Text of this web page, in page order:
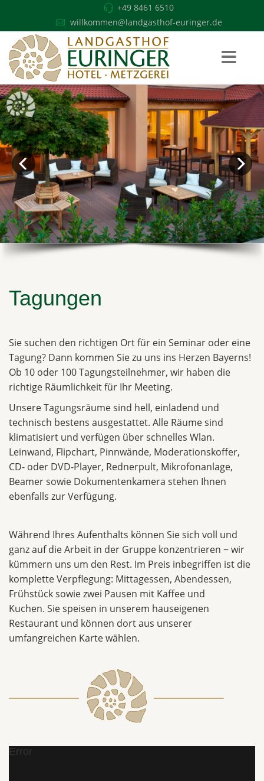
+49 8461 6510
willkommen@landgasthof-euringer.de
Tagungen
Sie suchen den richtigen Ort für ein Seminar oder eine
Tagung? Dann kommen Sie zu uns ins Herzen Bayerns!
Ob 10 oder 100 Tagungsteilnehmer, wir haben die
richtige Räumlichkeit für Ihr Meeting.
Unsere Tagungsräume sind hell, einladend und
technisch bestens ausgestattet. Alle Räume sind
klimatisiert und verfügen über schnelles Wlan.
Leinwand, Flipchart, Pinnwände, Moderationskoffer,
CD- oder DVD-Player, Rednerpult, Mikrofonanlage,
Beamer sowie Dokumentenkamera stehen Ihnen
ebenfalls zur Verfügung.
Während Ihres Aufenthalts können Sie sich voll und
ganz auf die Arbeit in der Gruppe konzentrieren − wir
kümmern uns um den Rest. Im Preis inbegriffen ist die
komplette Verpflegung: Mittagessen, Abendessen,
Frühstück sowie zwei Pausen mit Kaffee und
Kuchen. Sie speisen in unserem hauseigenen
Restaurant und können dort aus unserer
umfangreichen Karte wählen.
Error